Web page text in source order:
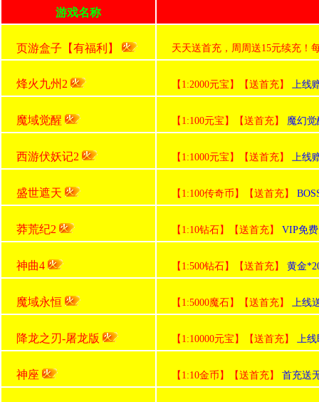
游戏名称
页游盒子【有福利】 天天送首充，周周送15元续充！
烽火九州2 【1:2000元宝】【送首充】 上线
魔域觉醒 【1:100元宝】【送首充】 魔幻
西游伏妖记2 【1:1000元宝】【送首充】 上线
盛世遮天 【1:100传奇币】【送首充】
莽荒纪2 【1:10钻石】【送首充】 VIP免
神曲4 【1:500钻石】【送首充】 黄金
魔域永恒 【1:5000魔石】【送首充】 上线
降龙之刃-屠龙版 【1:10000元宝】【送首充】 上线
神座 【1:10金币】【送首充】 首充送